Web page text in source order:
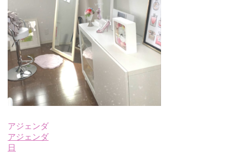
アジェンダ
アジェンダ
日